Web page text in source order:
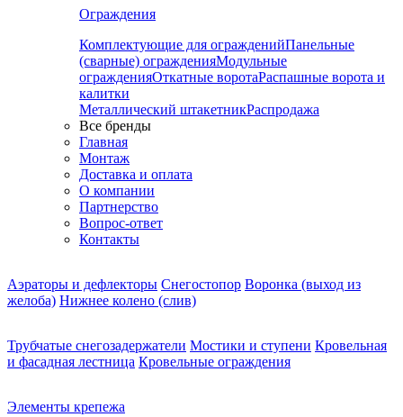
Ограждения
Комплектующие для огражденийПанельные
(сварные) огражденияМодульные
огражденияОткатные воротаРаспашные ворота и
калитки
Металлический штакетникРаспродажа
Все бренды
Главная
Монтаж
Доставка и оплата
О компании
Партнерство
Вопрос-ответ
Контакты
Аэраторы и дефлекторы Снегостопор Воронка (выход из
желоба) Нижнее колено (слив)
Трубчатые снегозадержатели Мостики и ступени Кровельная
и фасадная лестница Кровельные ограждения
Элементы крепежа